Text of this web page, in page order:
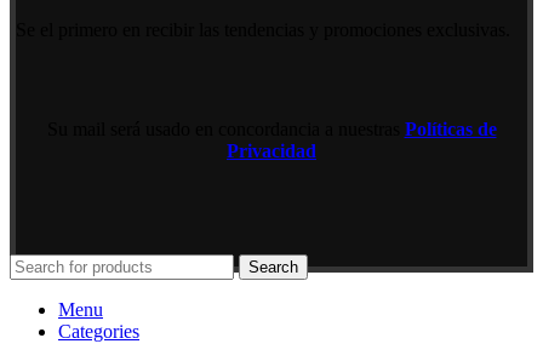
Políticas de
Privacidad
Search
Menu
Categories